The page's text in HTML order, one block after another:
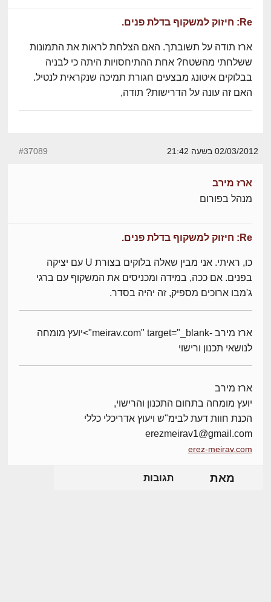
Re: חיזוק למשקוף בדלת פנים.
ארז תודה על תשובתך. האם הצלחת לראות את התמונות
ששלחתי מהשטח? אחת ההתיחסויות היתה כי לבניה
בבלוקים איטונג מבצעים חגורת תמיכה שנקראית לנטיל.
האם זה עונה על הדרישות? תודה,
02/03/2012 בשעה 21:42 #37089
ארז מירב
מנהל בפורום
Re: חיזוק למשקוף בדלת פנים.
כו, ראיתי. אני מבין שאלה בלוקים בצורת U עם יציקה
בפנים. אם ככה, במידה ומכניסים את המשקוף עם ברגי
ג'מבו ארוכים מספיק, זה יהיה בסדר.
ארז מירב -meirav.com" target="_blank">יועץ מומחה
לנושאי תכנון ורישוי
ארז מירב
יועץ מומחה בתחום התכנון והרישוי,
הכנת חוות דעת לבימ"ש ויעוץ אדריכלי כללי
erezmeirav1@gmail.com
erez-meirav.com
מאת תגובות